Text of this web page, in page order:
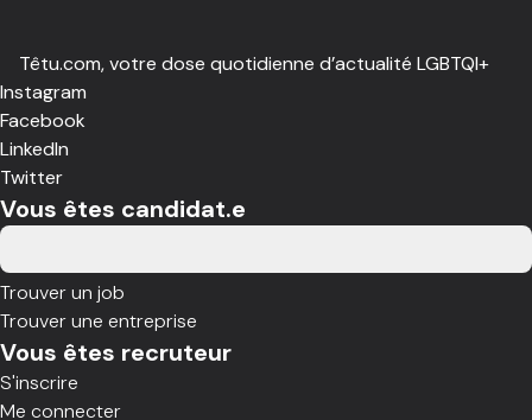
Têtu.com, votre dose quotidienne d’actualité LGBTQI+
Instagram
Facebook
LinkedIn
Twitter
Vous êtes candidat.e
Trouver un job
Trouver une entreprise
Vous êtes recruteur
S'inscrire
Me connecter